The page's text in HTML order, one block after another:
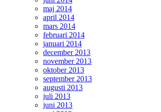
maj 2014
april 2014
mars 2014
februari 2014
januari 2014
december 2013
november 2013
oktober 2013
september 2013
augusti 2013
juli 2013
juni 2013